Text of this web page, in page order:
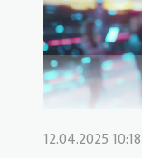
12.04.2025 10:18